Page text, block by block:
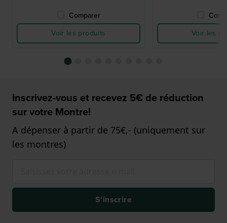
Comparer
Voir les produits
Voir les
Inscrivez-vous et recevez 5€ de réduction
sur votre Montre!
A dépenser à partir de 75€,- (uniquement sur
les montres)
S'inscrire